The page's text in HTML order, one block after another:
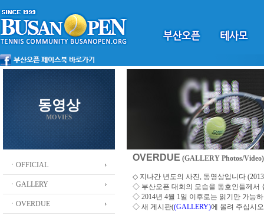
동영상
MOVIES
ㆍOFFICIAL
ㆍGALLERY
ㆍOVERDUE
OVERDUE (GALLERY Photos/Video)
◇ 지나간 년도의 사진, 동영상입니다
◇ 부산오픈 대회의 모습을 동호인들께서
◇ 2014년 4월 1일 이후로는 읽기만 가능
◇ 새 게시판((GALLERY)에 올려 주십시오